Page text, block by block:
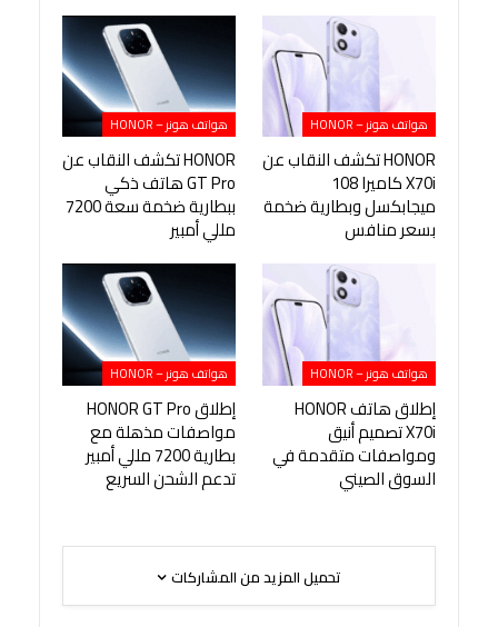
هواتف هونر – HONOR
HONOR تكشف النقاب عن
X70i كاميرا 108
ميجابكسل وبطارية ضخمة
بسعر منافس
هواتف هونر – HONOR
HONOR تكشف النقاب عن
GT Pro هاتف ذكي
ببطارية ضخمة سعة 7200
مللي أمبير
هواتف هونر – HONOR
إطلاق هاتف HONOR
X70i تصميم أنيق
ومواصفات متقدمة في
السوق الصيني
هواتف هونر – HONOR
إطلاق HONOR GT Pro
مواصفات مذهلة مع
بطارية 7200 مللي أمبير
تدعم الشحن السريع
تحميل المزيد من المشاركات